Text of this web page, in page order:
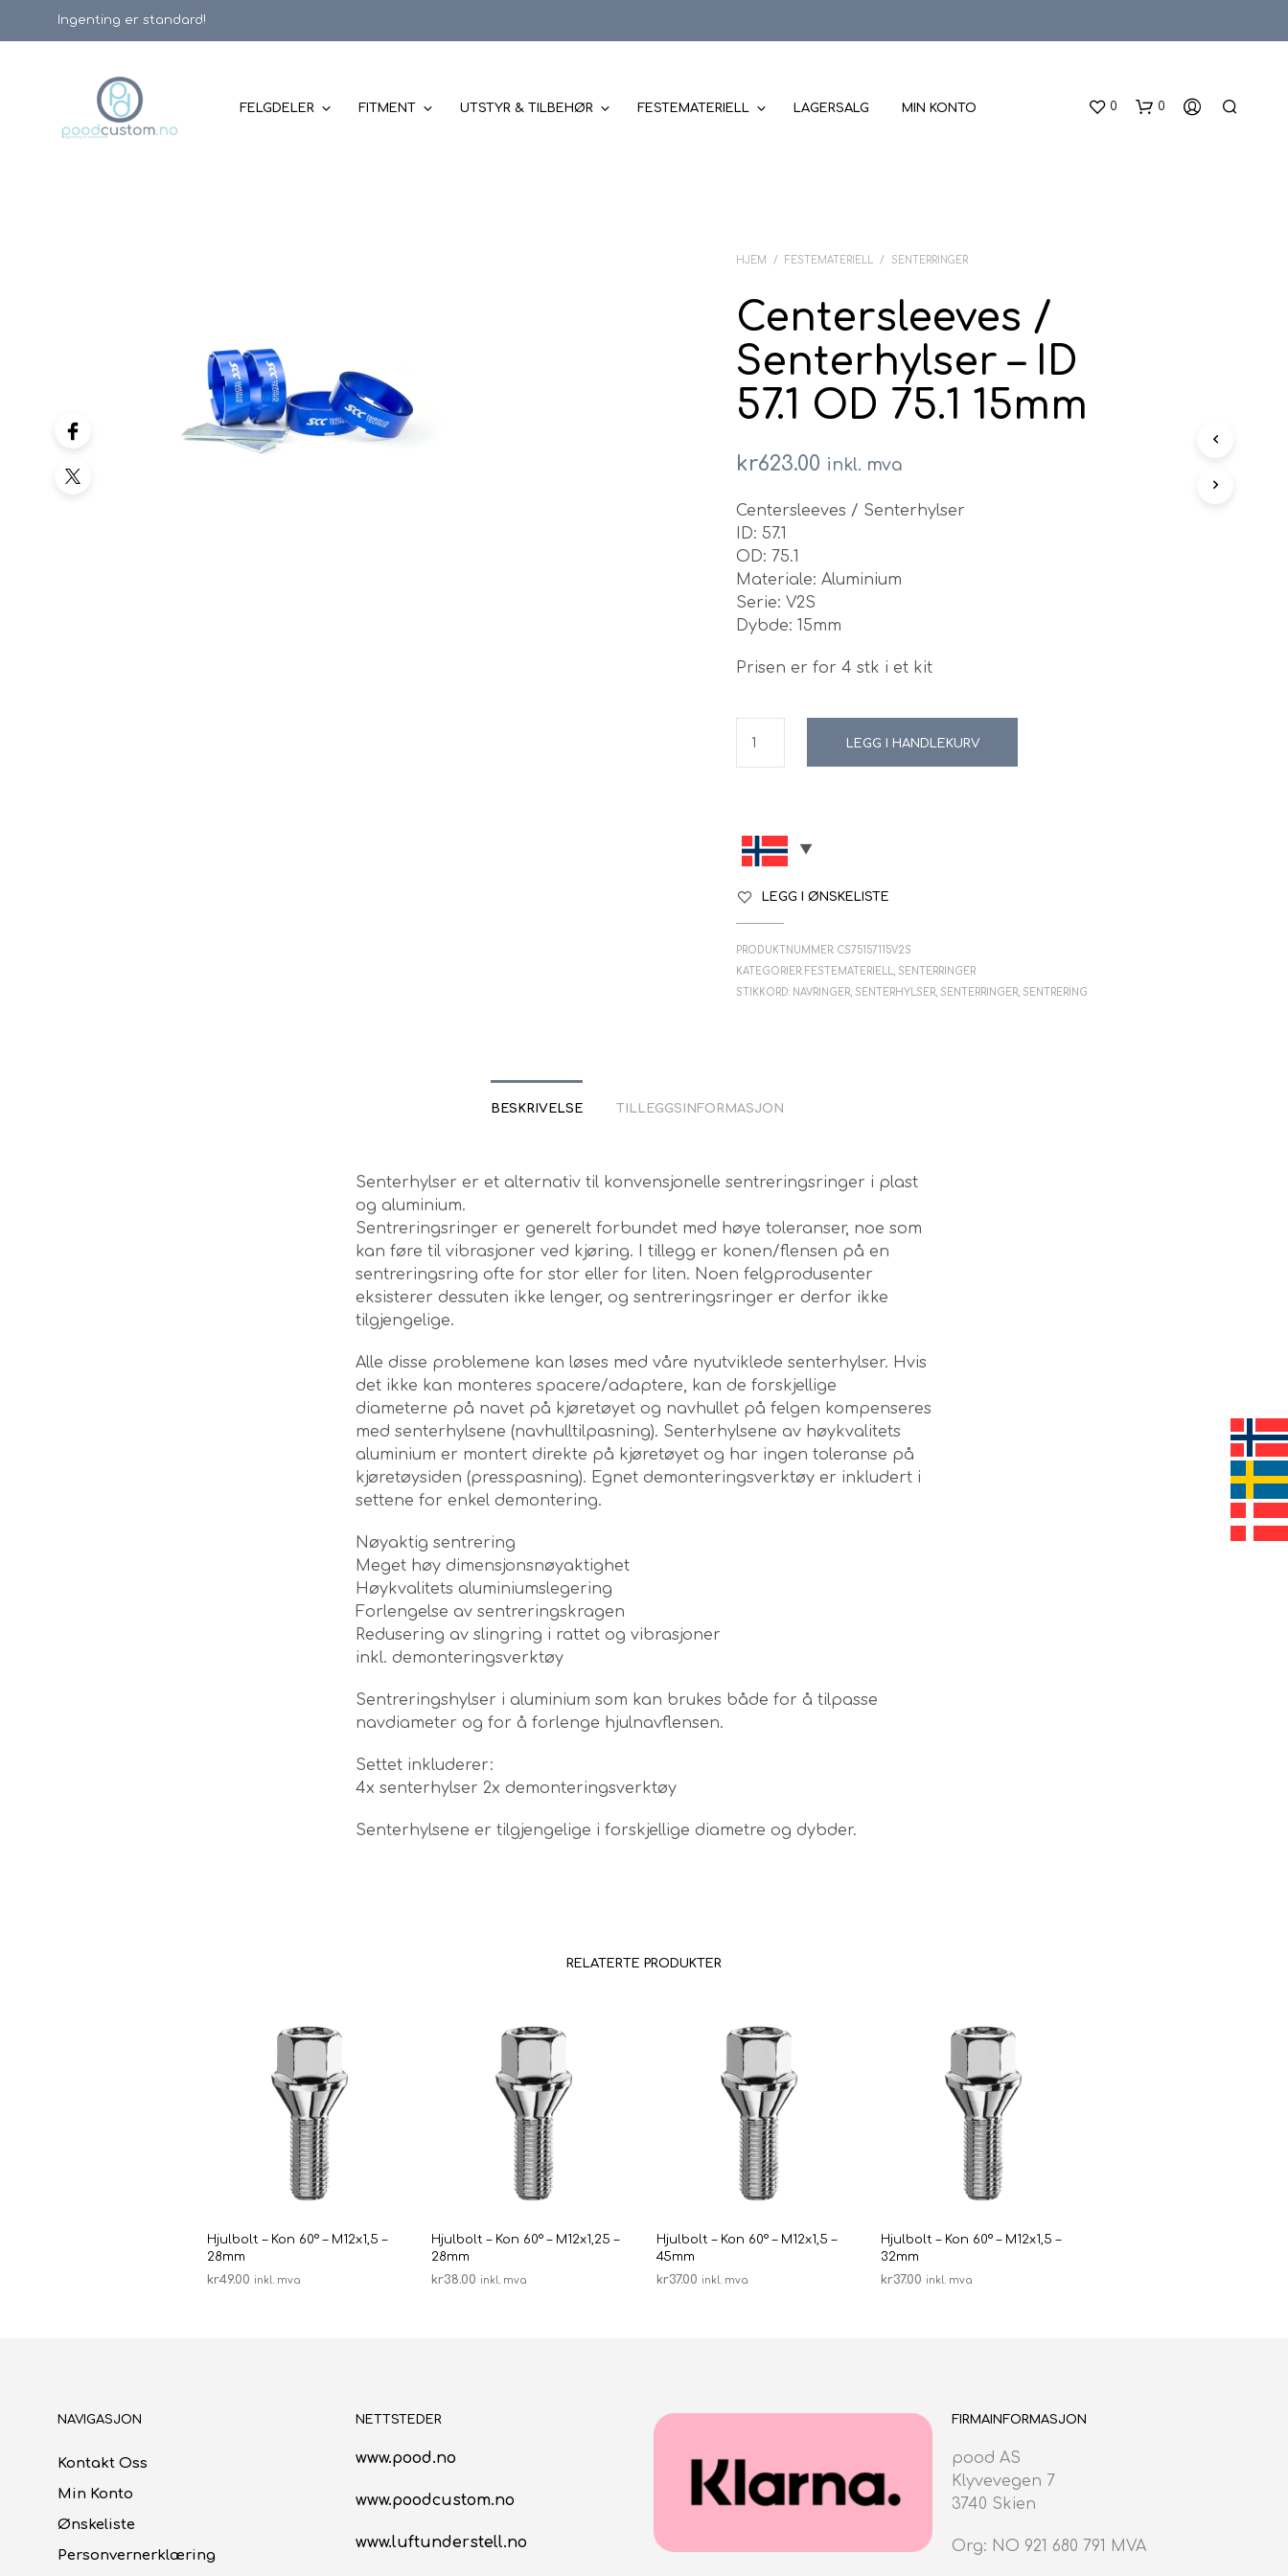
Ingenting er standard!
FELGDELER FITMENT UTSTYR & TILBEHØR FESTEMATERIELL LAGERSALG MIN KONTO 0 0
HJEM / FESTEMATERIELL / SENTERRINGER
Centersleeves /
Senterhylser – ID
57.1 OD 75.1 15mm
kr623.00 inkl. mva
Centersleeves / Senterhylser
ID: 57.1
OD: 75.1
Materiale: Aluminium
Serie: V2S
Dybde: 15mm
Prisen er for 4 stk i et kit
LEGG I HANDLEKURV
LEGG I ØNSKELISTE
PRODUKTNUMMER: CS75157115V2S
KATEGORIER: FESTEMATERIELL,SENTERRINGER
STIKKORD: NAVRINGER,SENTERHYLSER,SENTERRINGER,SENTRERING
BESKRIVELSE TILLEGGSINFORMASJON
Senterhylser er et alternativ til konvensjonelle sentreringsringer i plast
og aluminium.
Sentreringsringer er generelt forbundet med høye toleranser, noe som
kan føre til vibrasjoner ved kjøring. I tillegg er konen/flensen på en
sentreringsring ofte for stor eller for liten. Noen felgprodusenter
eksisterer dessuten ikke lenger, og sentreringsringer er derfor ikke
tilgjengelige.
Alle disse problemene kan løses med våre nyutviklede senterhylser. Hvis
det ikke kan monteres spacere/adaptere, kan de forskjellige
diameterne på navet på kjøretøyet og navhullet på felgen kompenseres
med senterhylsene (navhulltilpasning). Senterhylsene av høykvalitets
aluminium er montert direkte på kjøretøyet og har ingen toleranse på
kjøretøysiden (presspasning). Egnet demonteringsverktøy er inkludert i
settene for enkel demontering.
Nøyaktig sentrering
Meget høy dimensjonsnøyaktighet
Høykvalitets aluminiumslegering
Forlengelse av sentreringskragen
Redusering av slingring i rattet og vibrasjoner
inkl. demonteringsverktøy
Sentreringshylser i aluminium som kan brukes både for å tilpasse
navdiameter og for å forlenge hjulnavflensen.
Settet inkluderer:
4x senterhylser 2x demonteringsverktøy
Senterhylsene er tilgjengelige i forskjellige diametre og dybder.
RELATERTE PRODUKTER
Hjulbolt – Kon 60° – M12x1,5 –
28mm
kr49.00 inkl. mva
Hjulbolt – Kon 60° – M12x1,25 –
28mm
kr38.00 inkl. mva
Hjulbolt – Kon 60° – M12x1,5 –
45mm
kr37.00 inkl. mva
Hjulbolt – Kon 60° – M12x1,5 –
32mm
kr37.00 inkl. mva
NAVIGASJON
Kontakt Oss
Min Konto
Ønskeliste
Personvernerklæring
NETTSTEDER
www.pood.no
www.poodcustom.no
www.luftunderstell.no
FIRMAINFORMASJON
pood AS
Klyvevegen 7
3740 Skien
Org: NO 921 680 791 MVA